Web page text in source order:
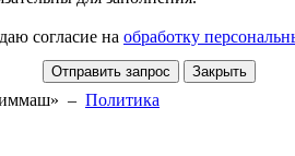
согласие на обработку
– Политика